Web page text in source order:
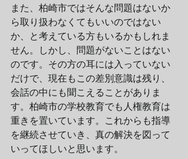
また、柏崎市ではそんな問題はないか
ら取り扱わなくてもいいのではない
か、と考えている方もいるかもしれま
せん。しかし、問題がないことはない
のです。その方の耳には入っていない
だけで、現在もこの差別意識は残り、
会話の中にも聞こえることがありま
す。柏崎市の学校教育でも人権教育は
重きを置いています。これからも指導
を継続させていき、真の解決を図って
いってほしいと思います。